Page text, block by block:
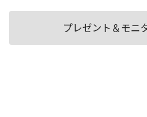
プレゼント＆モニ